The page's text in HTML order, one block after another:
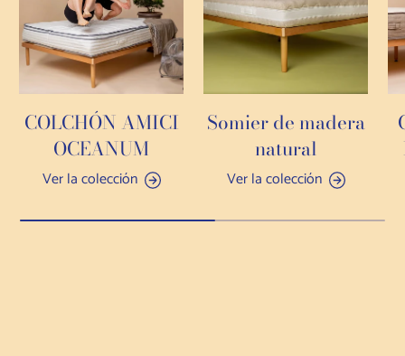
COLCHÓN AMICI
OCEANUM
Ver la colección
Somier de madera
natural
Ver la colección